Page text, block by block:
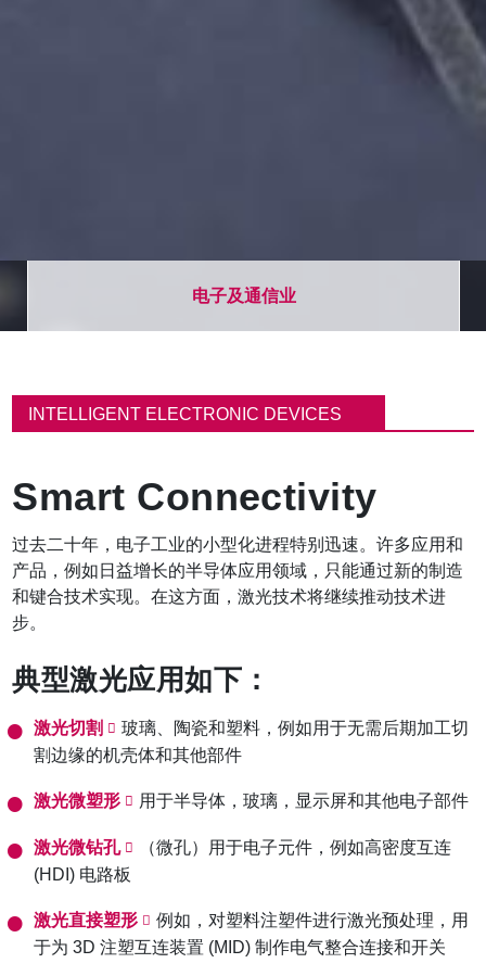
电子及通信业
包
屑INTELLIGENT ELECTRONIC DEVICES
Smart Connectivity
过去二十年，电子工业的小型化进程特别迅速。许多应用和
产品，例如日益增长的半导体应用领域，只能通过新的制造
和键合技术实现。在这方面，激光技术将继续推动技术进
步。
典型激光应用如下：
激光切割 玻璃、陶瓷和塑料 ，例如用于无需后期加工切
割边缘的机壳体和其他部件
激光微塑形 用于半导体，玻璃，显示屏和其他电子部件
激光微钻孔
（微孔）用于电子元件，例如高密度互连
(HDI) 电路板
激光直接塑形
例如，对塑料注塑件进行激光预处理，用
于为 3D 注塑互连装置 (MID) 制作电气整合连接和开关